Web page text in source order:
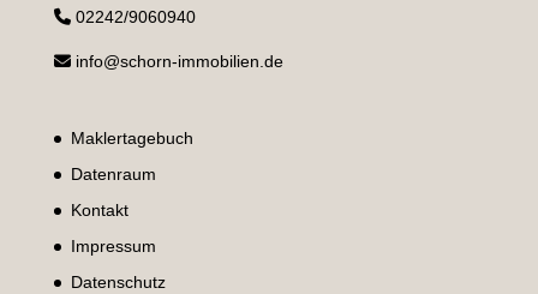
02242/9060940
info@schorn-immobilien.de
Maklertagebuch
Datenraum
Kontakt
Impressum
Datenschutz